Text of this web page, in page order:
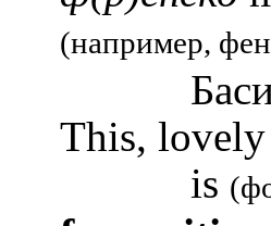
(например,
This, lovely
is